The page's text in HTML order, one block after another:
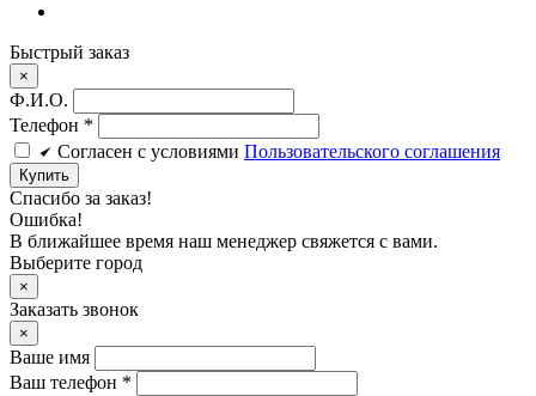
Быстрый заказ
×
Ф.И.О.
Телефон *
Cогласен c условиями Пользовательского соглашения
Купить
Спасибо за заказ!
Ошибка!
В ближайшее время наш менеджер свяжется с вами.
Выберите город
×
Заказать звонок
×
Ваше имя
Ваш телефон *